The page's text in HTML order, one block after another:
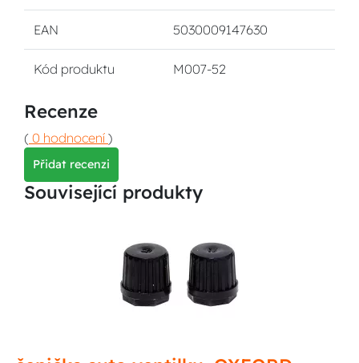
EAN 5030009147630
Kód produktu M007-52
Recenze
( 0 hodnocení )
Přidat recenzi
Související produkty